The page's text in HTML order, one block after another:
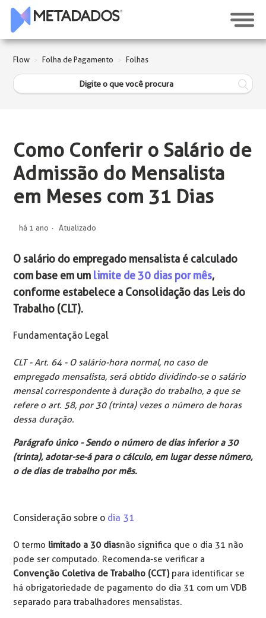
Flow Folha de Pagamento Folhas
Como Conferir o Salário de
Admissão do Mensalista
em Meses com 31 Dias
há 1 ano Atualizado
O salário do empregado mensalista é calculado
com base em um limite de 30 dias por mês,
conforme estabelece a Consolidação das Leis do
Trabalho (CLT).
Fundamentação Legal
CLT - Art. 64 - O salário-hora normal, no caso de
empregado mensalista, será obtido dividindo-se o salário
mensal correspondente à duração do trabalho, a que se
refere o art. 58, por 30 (trinta) vezes o número de horas
dessa duração.
Parágrafo único - Sendo o número de dias inferior a 30
(trinta), adotar-se-á para o cálculo, em lugar desse número,
o de dias de trabalho por mês.
Consideração sobre o dia 31
O termo limitado a 30 diasnão significa que o dia 31 não
pode ser computado. Recomenda-se verificar a
Convenção Coletiva de Trabalho (CCT)para identificar se
há obrigatoriedade de pagamento do dia 31 com um VDB
separado para trabalhadores mensalistas.